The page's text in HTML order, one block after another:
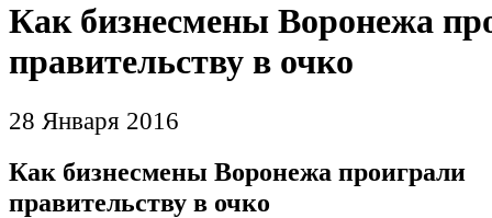
Как бизнесмены Воронежа
правительству в очко
28 Января 2016
Как бизнесмены Воронежа проиграли
правительству в очко